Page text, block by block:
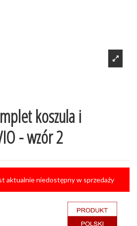
koszula i
- wzór 2
aktualnie niedostępny w sprzedaży